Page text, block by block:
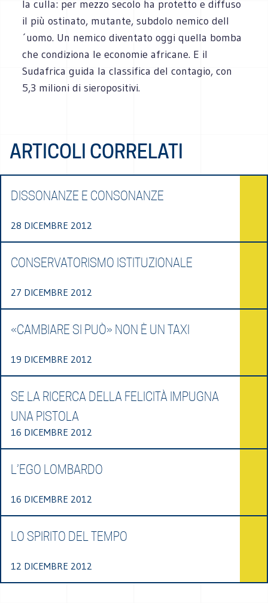
la culla: per mezzo secolo ha protetto e diffuso
il più ostinato, mutante, subdolo nemico dell
´uomo. Un nemico diventato oggi quella bomba
che condiziona le economie africane. E il
Sudafrica guida la classifica del contagio, con
5,3 milioni di sieropositivi.
ARTICOLI CORRELATI
DISSONANZE E CONSONANZE
28 DICEMBRE 2012
CONSERVATORISMO ISTITUZIONALE
27 DICEMBRE 2012
«CAMBIARE SI PUÒ» NON È UN TAXI
19 DICEMBRE 2012
SE LA RICERCA DELLA FELICITÀ IMPUGNA
UNA PISTOLA
16 DICEMBRE 2012
L’EGO LOMBARDO
16 DICEMBRE 2012
LO SPIRITO DEL TEMPO
12 DICEMBRE 2012